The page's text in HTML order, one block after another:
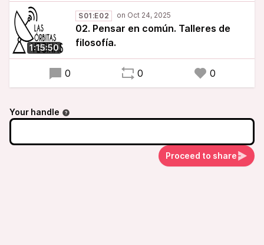
1:15:50
S01:E02
02. Pensar en común. Talleres de
filosofía.
0 0 0
Your handle
Proceed to share